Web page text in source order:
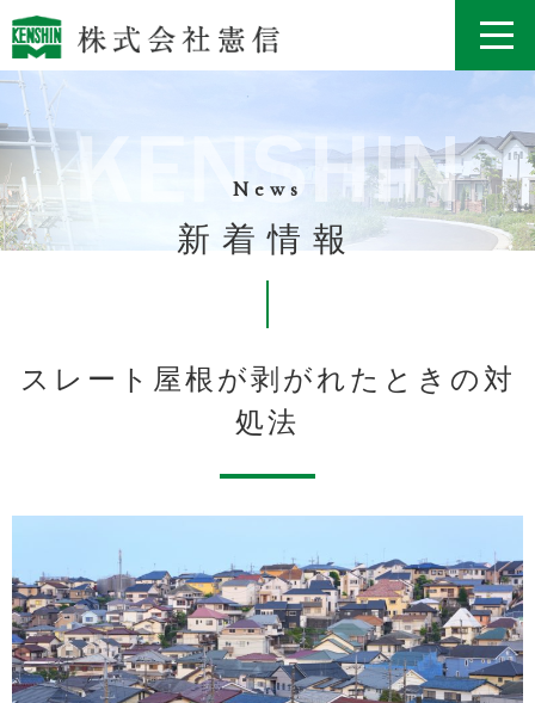
News
新着情報
スレート屋根が剥がれたときの対
処法